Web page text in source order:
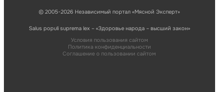
© 2005-2026 Независимый портал «Мясной Эксперт»
Salus populi suprema lex – «Здоровье народа – высший закон»
Условия пользования сайтом
Политика конфиденциальности
Соглашение о пользовании сайтом